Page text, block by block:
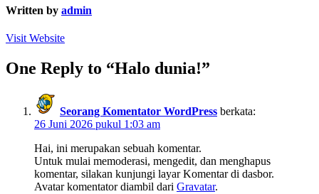
Written by admin
Visit Website
One Reply to “Halo dunia!”
Seorang Komentator WordPress berkata:
26 Juni 2026 pukul 1:03 am
Hai, ini merupakan sebuah komentar.
Untuk mulai memoderasi, mengedit, dan menghapus
komentar, silakan kunjungi layar Komentar di dasbor.
Avatar komentator diambil dari Gravatar.